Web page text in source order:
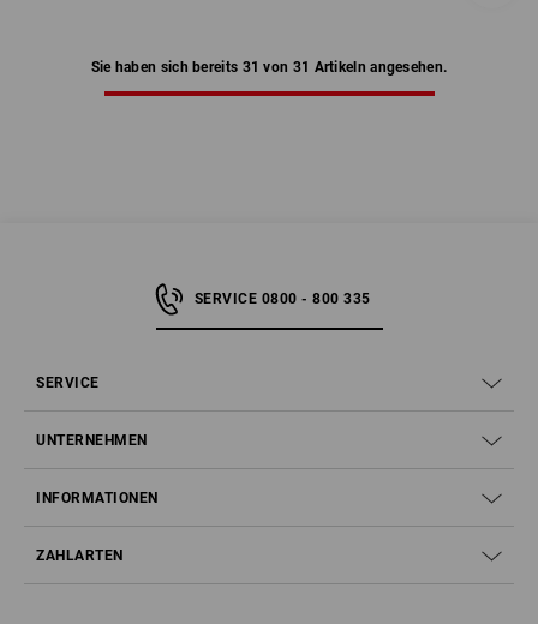
Sie haben sich bereits 31 von 31 Artikeln angesehen.
SERVICE 0800 - 800 335
SERVICE
UNTERNEHMEN
INFORMATIONEN
ZAHLARTEN